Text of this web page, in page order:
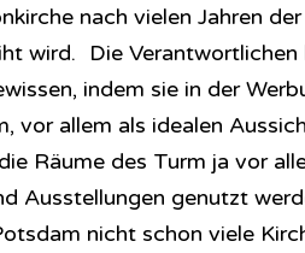
nach vielen Jahren
wird. Die
indem sie in der
vor allem als idealen
Räume des Turm ja vor
Ausstellungen genutzt
nicht schon viele